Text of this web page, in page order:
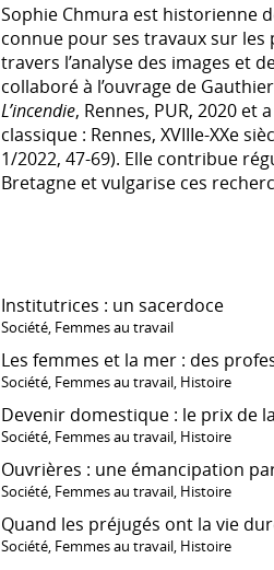
Sophie Chmura est historienne
connue pour ses travaux sur
travers l’analyse des images et
collaboré à l’ouvrage de
L’incendie, Rennes, PUR, 2020 et
classique : Rennes, XVIIIe-XXe
1/2022, 47-69). Elle contribue
Bretagne et vulgarise ces
Institutrices : un sacerdoce
Société, Femmes au travail
Les femmes et la mer : des
Société, Femmes au travail, Histoire
Devenir domestique : le prix de
Société, Femmes au travail, Histoire
Ouvrières : une émancipation
Société, Femmes au travail, Histoire
Quand les préjugés ont la vie
Société, Femmes au travail, Histoire